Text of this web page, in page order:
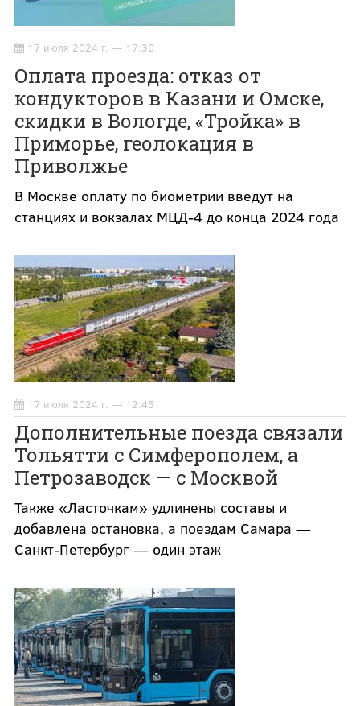
17 июля 2024 г. — 17:30
Оплата проезда: отказ от
кондукторов в Казани и Омске,
скидки в Вологде, «Тройка» в
Приморье, геолокация в
Приволжье
В Москве оплату по биометрии введут на
станциях и вокзалах МЦД-4 до конца 2024 года
17 июля 2024 г. — 12:45
Дополнительные поезда связали
Тольятти с Симферополем, а
Петрозаводск — с Москвой
Также «Ласточкам» удлинены составы и
добавлена остановка, а поездам Самара —
Санкт-Петербург — один этаж